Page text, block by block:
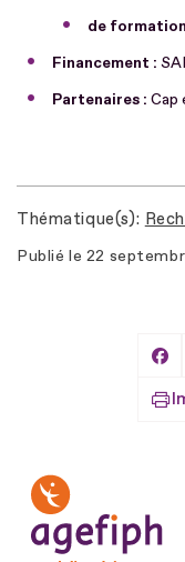
de
Financement :
Partenaires : Cap
Thématique(s)
Publié le 22